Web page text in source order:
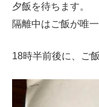
夕飯を待ちます。
隔離中はご飯が唯
18時半前後に、ご